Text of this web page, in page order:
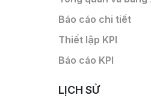
Báo cáo chi tiết
Thiết lập KPI
Báo cáo KPI
LỊCH SỬ